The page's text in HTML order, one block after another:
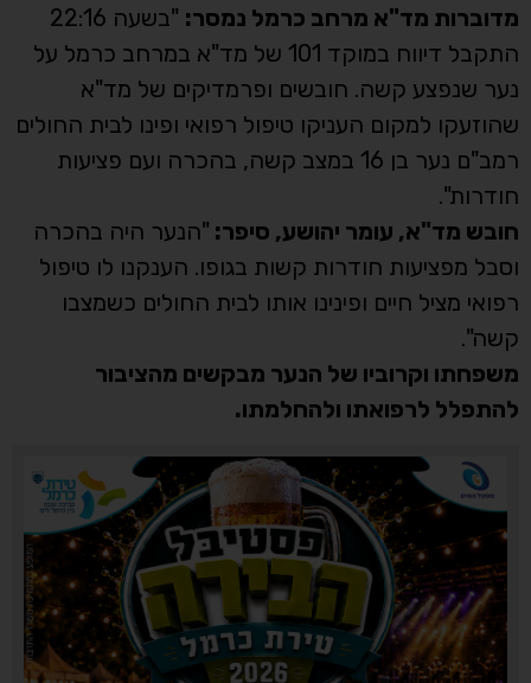
מדוברות מד"א מרחב כרמל נמסר:
"בשעה 22:16
התקבל דיווח במוקד 101 של מד"א במרחב כרמל על
נער שנפצע קשה. חובשים ופרמדיקים של מד"א
שהוזעקו למקום העניקו טיפול רפואי ופינו לבית החולים
רמב"ם נער בן 16 במצב קשה, בהכרה ועם פציעות
חודרות".
חובש מד"א, עומר יהושע, סיפר: "הנער היה בהכרה
וסבל מפציעות חודרות קשות בגופו. הענקנו לו טיפול
רפואי מציל חיים ופינינו אותו לבית החולים כשמצבו
קשה".
משפחתו וקרוביו של הנער מבקשים מהציבור
להתפלל לרפואתו ולהחלמתו.